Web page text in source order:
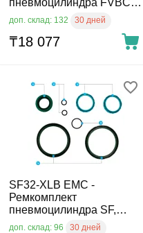
диам. 100 мм
доп. склад: 132 30 дней
₸18 077
SF32-XLB EMC -
Ремкомплект
пневмоцилиндра SF,
диам. 32 мм
доп. склад: 96 30 дней